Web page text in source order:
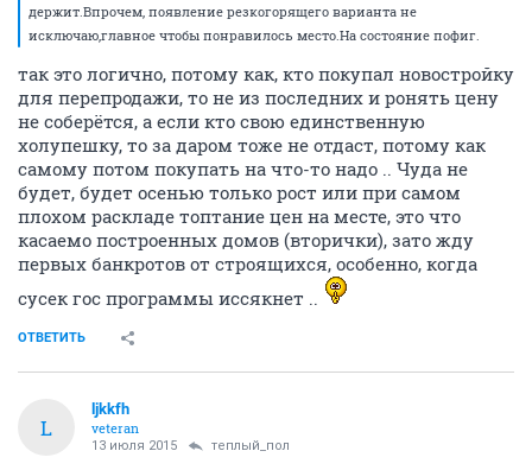
держит.Впрочем, появление резкогорящего варианта не
исключаю,главное чтобы понравилось место.На состояние пофиг.
так это логично, потому как, кто покупал новостройку
для перепродажи, то не из последних и ронять цену
не соберётся, а если кто свою единственную
холупешку, то за даром тоже не отдаст, потому как
самому потом покупать на что-то надо .. Чуда не
будет, будет осенью только рост или при самом
плохом раскладе топтание цен на месте, это что
касаемо построенных домов (вторички), зато жду
первых банкротов от строящихся, особенно, когда
сусек гос программы иссякнет ..
ОТВЕТИТЬ
L
ljkkfh
veteran
13 июля 2015 теплый_пол